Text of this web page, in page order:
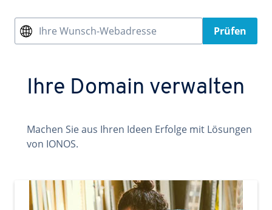
Ihre Wunsch-Webadresse Prüfen
Ihre Domain verwalten
Machen Sie aus Ihren Ideen Erfolge mit Lösungen
von IONOS.